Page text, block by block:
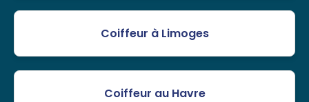
Coiffeur à Limoges
Coiffeur au Havre